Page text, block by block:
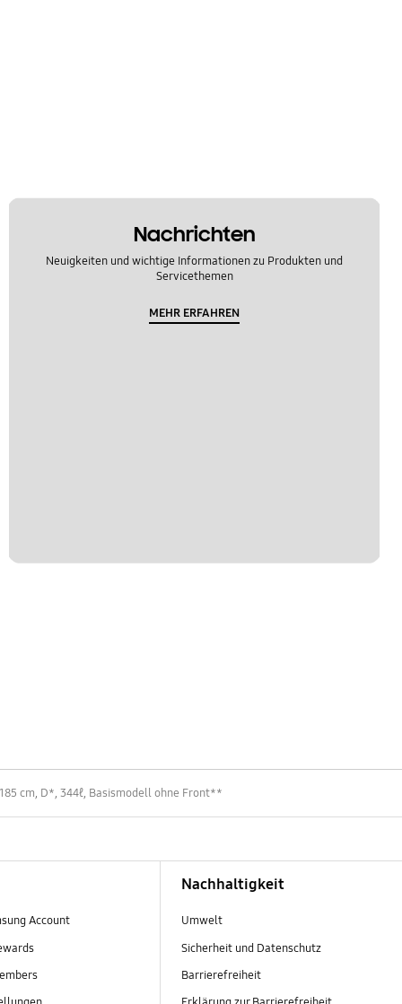
Nachrichten
Neuigkeiten und wichtige Informationen zu Produkten und
Servicethemen
MEHR ERFAHREN
cm, D*, 344ℓ, Basismodell ohne Front**
Account
Nachhaltigkeit
Umwelt
Sicherheit und Datenschutz
Barrierefreiheit